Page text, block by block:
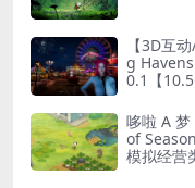
【3D互
g Havens
0.1【
哆啦 A
of
模拟经营